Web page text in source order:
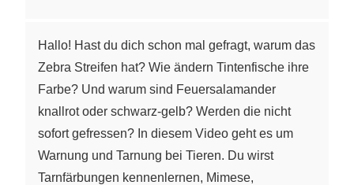
Hallo! Hast du dich schon mal gefragt, warum das
Zebra Streifen hat? Wie ändern Tintenfische ihre
Farbe? Und warum sind Feuersalamander
knallrot oder schwarz-gelb? Werden die nicht
sofort gefressen? In diesem Video geht es um
Warnung und Tarnung bei Tieren. Du wirst
Tarnfärbungen kennenlernen, Mimese,